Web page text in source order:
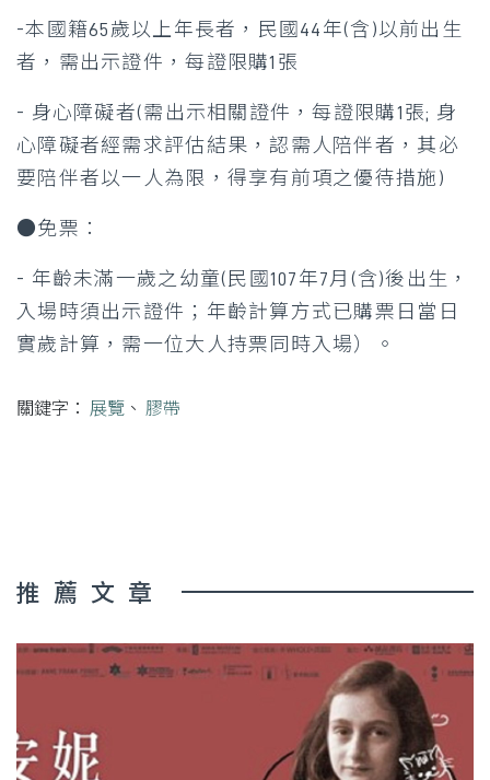
-本國籍65歲以上年長者，民國44年(含)以前出生
者，需出示證件，每證限購1張
- 身心障礙者(需出示相關證件，每證限購1張; 身
心障礙者經需求評估結果，認需人陪伴者，其必
要陪伴者以一人為限，得享有前項之優待措施)
●免票：
- 年齡未滿一歲之幼童(民國107年7月(含)後出生，
入場時須出示證件；年齡計算方式已購票日當日
實歲計算，需一位大人持票同時入場）。
關鍵字： 展覽 、 膠帶
推薦文章